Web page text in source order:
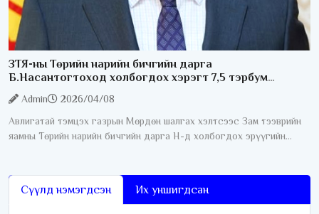
ЗТЯ-ны Төрийн нарийн бичгийн дарга
Б.Насантогтоход холбогдох хэрэгт 7,5 тэрбум
төгрөгийн 17 үл хөдлөх хөрөнгө, 3 тээврийн хэрэгслийг
битүүмжиллээ
Admin
2026/04/08
Авлигатай тэмцэх газрын Мөрдөн шалгах хэлтсээс Зам тээврийн
яамны Төрийн нарийн бичгийн дарга Н-д холбогдох эрүүгийн
Сүүлд нэмэгдсэн Их уншигдсан